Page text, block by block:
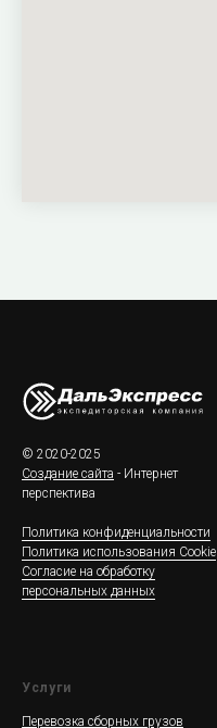
© 2020-2025
Создание сайта - Интернет
перспектива
Политика конфиденциальности
Политика использования Cookie
Согласие на обработку
персональных данных
Услуги
Перевозка сборных грузов